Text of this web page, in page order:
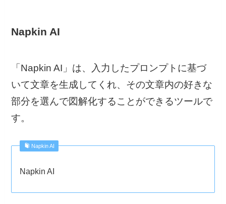
Napkin AI
「Napkin AI」は、入力したプロンプトに基づ
いて文章を生成してくれ、その文章内の好きな
部分を選んで図解化することができるツールで
す。
Napkin AI
Napkin AI